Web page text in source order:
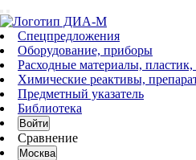
Спецпредложения
Оборудование, приборы
Расходные материалы, пластик,
Химические реактивы,
Предметный указатель
Библиотека
Войти
Сравнение
Москва